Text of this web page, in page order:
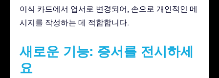
이식 카드에서 엽서로 변경되어, 손으로 개인적인 메
시지를 작성하는 데 적합합니다.
새로운 기능: 증서를 전시하세
요